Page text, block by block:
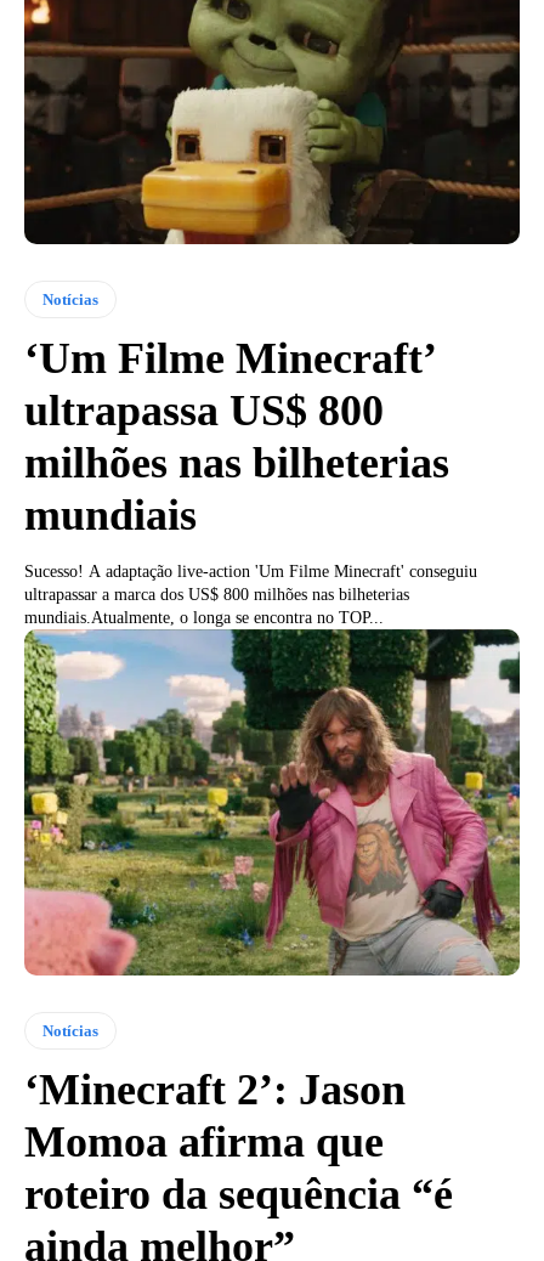
Notícias
‘Um Filme Minecraft’
ultrapassa US$ 800
milhões nas bilheterias
mundiais
Sucesso! A adaptação live-action 'Um Filme Minecraft' conseguiu
ultrapassar a marca dos US$ 800 milhões nas bilheterias
mundiais.Atualmente, o longa se encontra no TOP...
Notícias
‘Minecraft 2’: Jason
Momoa afirma que
roteiro da sequência “é
ainda melhor”